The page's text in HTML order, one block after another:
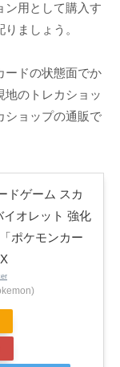
ン用として購入す
ましょう。
ードの状態面でか
地のトレカショッ
ショップの通販で
ドゲーム スカ
イオレット 強化
ポケモンカー